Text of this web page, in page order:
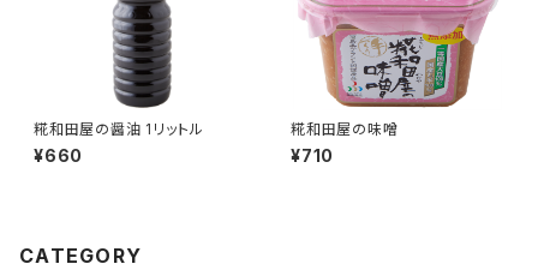
糀和田屋の醤油 1リットル
¥660
糀和田屋の味噌
¥710
CATEGORY